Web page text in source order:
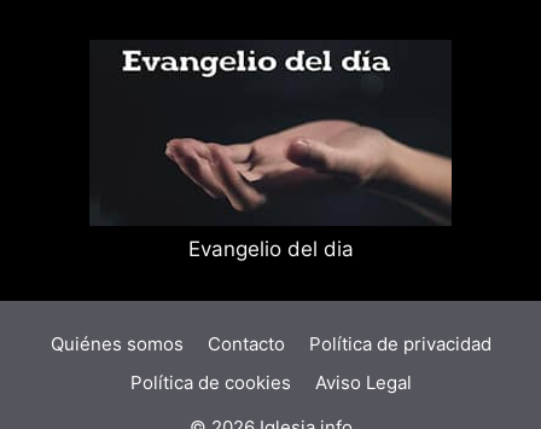
Evangelio del dia
Quiénes somos Contacto
Política de privacidad
Política de cookies
Aviso Legal